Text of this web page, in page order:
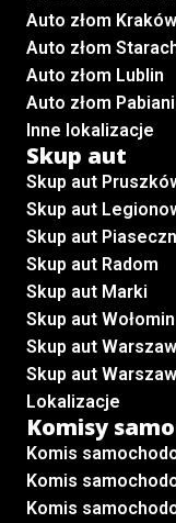
Auto złom Kraków
Auto złom
Auto złom Lublin
Auto złom
Inne lokalizacje
Skup aut
Skup aut
Skup aut
Skup aut
Skup aut Radom
Skup aut Marki
Skup aut Wołomin
Skup aut
Skup aut
Lokalizacje
Komisy
Komis
Komis
Komis